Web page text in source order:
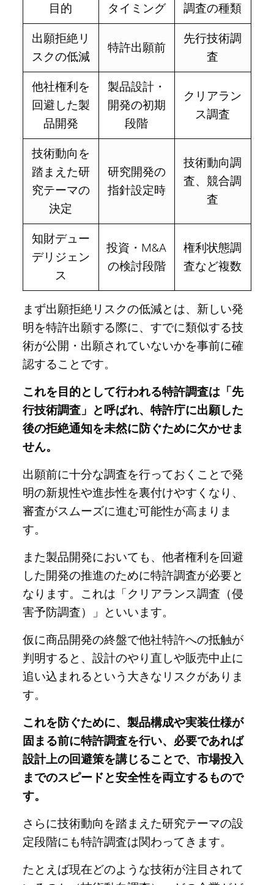
目的 タイミング 調査の種類
出願拒絶リ
スクの低減
特許出願前
先行技術調
査
他社権利を
回避した製
品開発
製品設計・
開発の初期
段階
クリアラン
ス調査
技術動向を
踏まえた研
究テーマの
決定
研究開発の
指針設定時
技術動向調
査、競合調
査
知財デュー
デリジェン
ス
投資・M&A
の検討段階
権利状態調
査など複数
まず出願拒絶リスクの低減とは、新しい発
明を特許出願する際に、すでに類似する技
術が公開・出願されていないかを事前に確
認することです。
これを目的として行われる特許調査は「先
行技術調査」と呼ばれ、特許庁に出願した
後の拒絶通知を未然に防ぐために欠かせま
せん。
出願前に十分な調査を行っておくことで発
明の新規性や進歩性を裏付けやすくなり、
審査がスムーズに進む可能性が高まりま
す。
また製品開発においても、他者権利を回避
した開発の推進のために特許調査が必要と
なります。これは「クリアランス調査（侵
害予防調査）」といいます。
仮に商品開発の終盤で他社特許への抵触が
判明すると、設計のやり直しや販売中止に
追い込まれるという大きなリスクがありま
す。
これを防ぐために、製品構成や実装仕様が
固まる前に特許調査を行い、必要であれば
設計上の回避策を講じることで、市場投入
までのスピードと安全性を両立するもので
す。
さらに技術動向を踏まえた研究テーマの設
定段階にも特許調査は関わってきます。
たとえば現在どのような技術が注目されて